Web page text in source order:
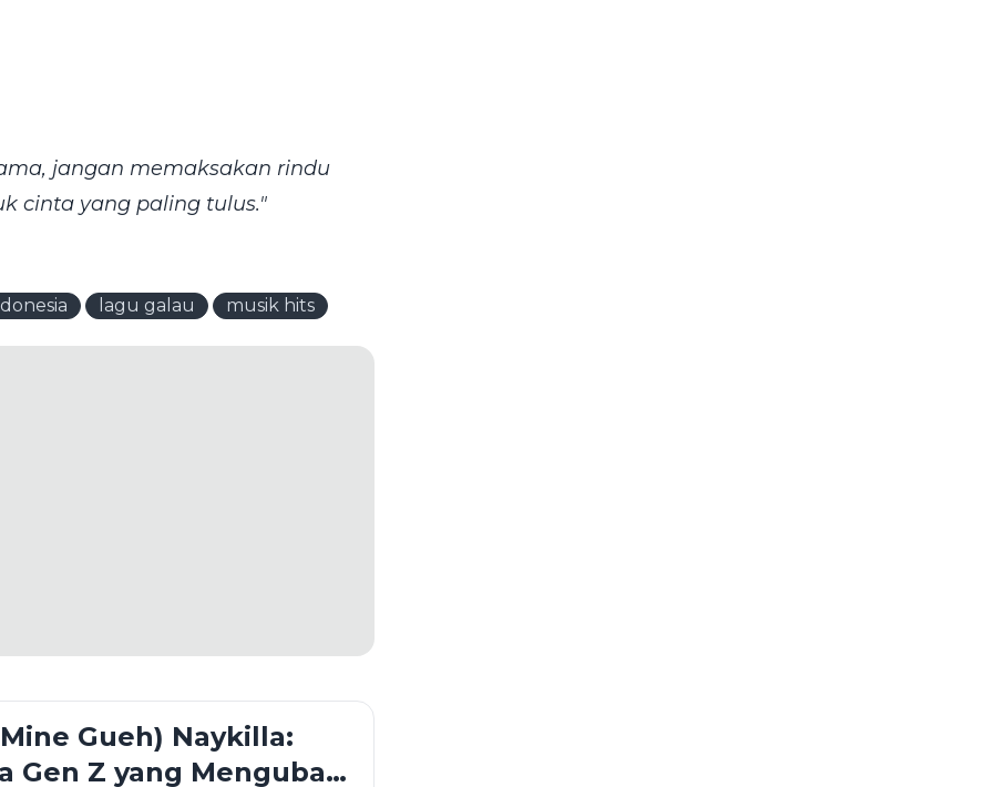
jangan memaksakan rindu
cinta yang paling tulus."
lagu galau musik hits
Gueh) Naykilla:
Gen Z yang Mengubah